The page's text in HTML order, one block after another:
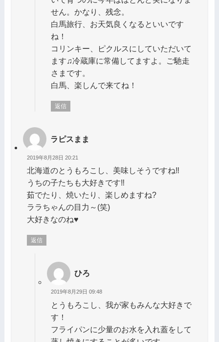
せん。かなり、残念。
白馬旅行、お天気良くなるといいです
ね！
コリンキー、ピクルスにしていただいて
ます♫冷蔵庫に常備してますよ。ご馳走
さまです。
白馬、楽しんで来てね！
返信
ラピスまま
2019年8月28日 20:21
北海道のとうもろこし、美味しそうですね‼️
うちの子たちも大好きです‼️
茹でたり、焼いたり、楽しめますね?
ララちゃんの目力～(笑)
大好きなのね♥️
返信
ひろ
2019年8月29日 09:48
とうもろこし、我が家もみんな大好きで
す！
フライパンに少量のお水を入れ蓋をして